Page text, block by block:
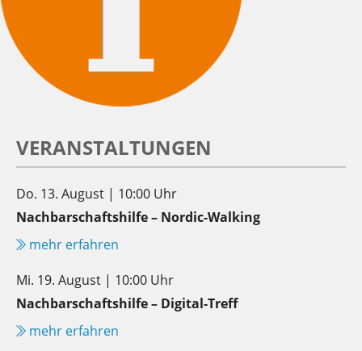
VERANSTALTUNGEN
Do. 13. August | 10:00 Uhr
Nachbarschaftshilfe – Nordic-Walking
mehr erfahren
Mi. 19. August | 10:00 Uhr
Nachbarschaftshilfe – Digital-Treff
mehr erfahren